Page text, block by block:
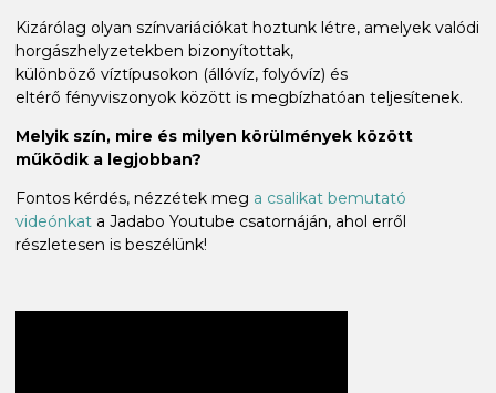
Kizárólag olyan színvariációkat hoztunk létre, amelyek valódi
horgászhelyzetekben bizonyítottak,
különböző víztípusokon (állóvíz, folyóvíz) és
eltérő fényviszonyok között is megbízhatóan teljesítenek.
Melyik szín, mire és milyen körülmények között
működik a legjobban?
Fontos kérdés, nézzétek meg a csalikat bemutató
videónkat a Jadabo Youtube csatornáján, ahol erről
részletesen is beszélünk!